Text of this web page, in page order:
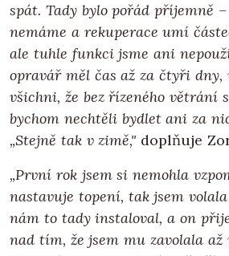
spát. Tady bylo pořád příjemně
nemáme a rekuperace umí
ale tuhle funkci jsme ani
opravář měl čas až za čtyři dny,
všichni, že bez řízeného větrání
bychom nechtěli bydlet ani za
„Stejně tak v zimě," doplňuje
„První rok jsem si nemohla
nastavuje topení, tak jsem
nám to tady instaloval, a on
nad tím, že jsem mu zavolala